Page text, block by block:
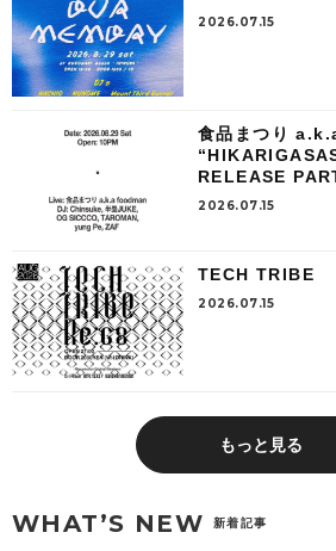
2026.07.15
食品まつり
RELEASE
2026.07.15
TECH TRIBE
2026.07.15
もっと見る
WHAT’S NEW 新着記事